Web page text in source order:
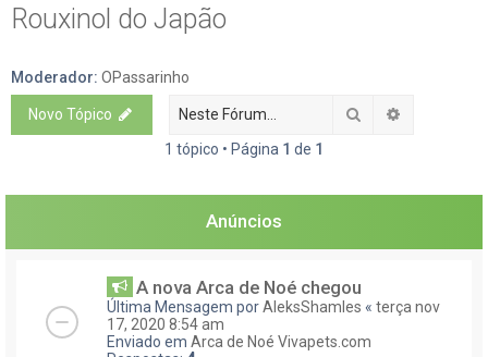
r
Rouxinol do Japão
Moderador: OPassarinho
Novo Tópico Pesquisar
1 tópico • Página 1 de 1
Anúncios
A nova Arca de Noé chegou
Última Mensagem porAleksShamles « terça nov
17, 2020 8:54 am
Enviado em Arca de Noé Vivapets.com